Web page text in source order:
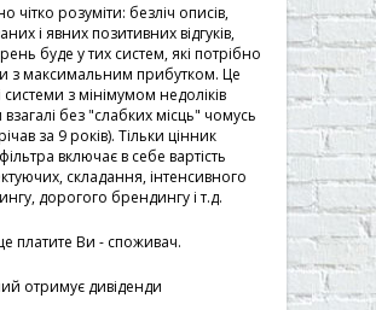
чітко розуміти: безліч описів,
і явних позитивних відгуків,
буде у тих систем, які потрібно
з максимальним прибутком. Це
з мінімумом недоліків
взагалі без "слабких місць" чомусь
за 9 років). Тільки цінник
включає в себе вартість
складання, інтенсивного
дорогого брендингу і т.д.
платите Ви - споживач.
отримує дивіденди